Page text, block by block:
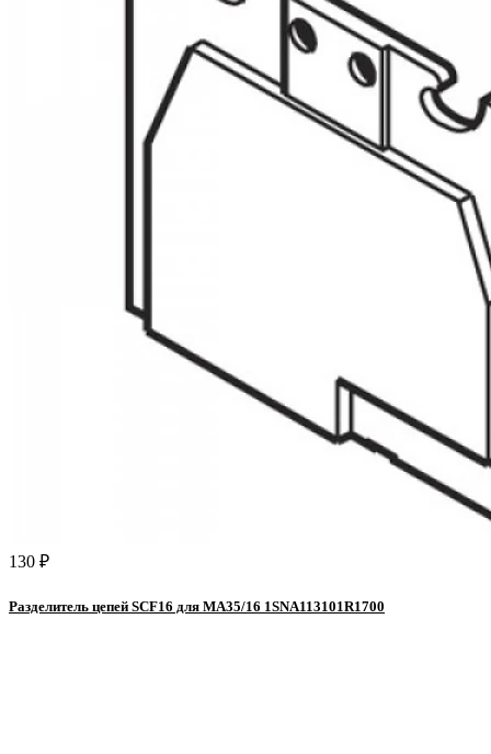
130 ₽
Разделитель цепей SCF16 для MA35/16 1SNA113101R1700